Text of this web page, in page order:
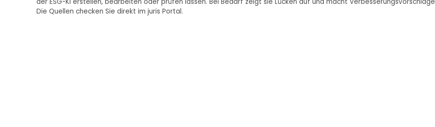
Die Quellen checken Sie direkt im juris Portal.